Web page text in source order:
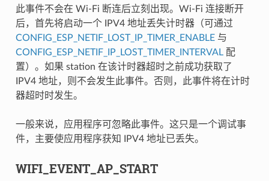
此事件不会在 Wi-Fi 断连后立刻出现。Wi-Fi 连接断开
后，首先将启动一个 IPV4 地址丢失计时器（可通过
CONFIG_ESP_NETIF_LOST_IP_TIMER_ENABLE与
CONFIG_ESP_NETIF_IP_LOST_TIMER_INTERVAL配
置）。如果 station 在该计时器超时之前成功获取了
IPV4 地址，则不会发生此事件。否则，此事件将在计时
器超时时发生。
一般来说，应用程序可忽略此事件。这只是一个调试事
件，主要使应用程序获知 IPV4 地址已丢失。
WIFI_EVENT_AP_START